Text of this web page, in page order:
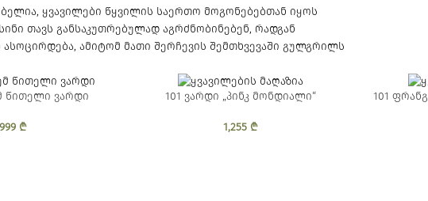
ყვავილები წყვილის საერთო მოგონებებთან იყოს
თავს განსაკუთრებულად აგრძნობინებენ, რადგან
ასოცირდება, ამიტომ მათი შერჩევის შემთხვევაში გულგრილს
წითელი ვარდი
₾
101 ვარდი „პინკ მონდიალი“
1,255 ₾
101